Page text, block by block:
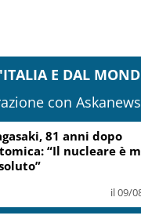
E DAL
con Askanews
81 anni dopo
“Il nucleare è
il 09/